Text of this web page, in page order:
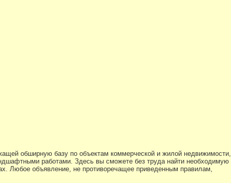
обширную базу по объектам коммерческой и жилой недвижимости,
работами. Здесь вы сможете без труда найти необходимую
Любое объявление, не противоречащее приведенным правилам,